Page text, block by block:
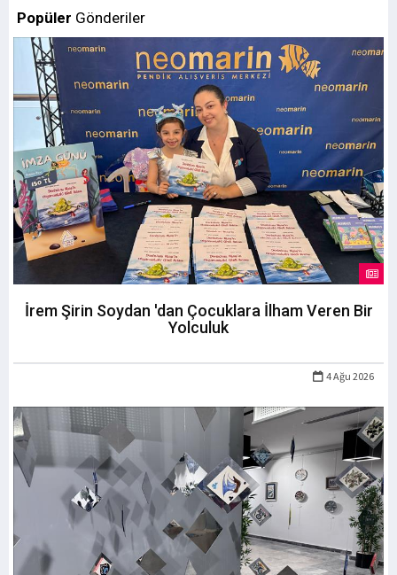
Popüler Gönderiler
İrem Şirin Soydan 'dan Çocuklara İlham Veren Bir
Yolculuk
4 Ağu 2026